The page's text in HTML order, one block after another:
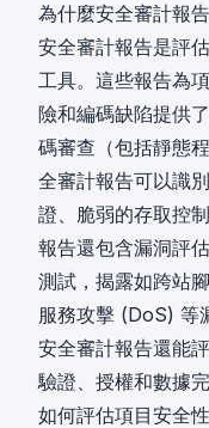
為什麼安全審計報
安全審計報告是評
工具。這些報告為
險和編碼缺陷提供
碼審查（包括靜態
全審計報告可以識
證、脆弱的存取控
報告還包含漏洞評
測試，揭露如跨站
服務攻擊 (DoS) 等
安全審計報告還能
驗證、授權和數據
如何評估項目安全